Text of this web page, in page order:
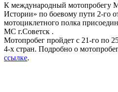
К международный мотопробегу
Истории» по боевому пути 2-го
мотоциклетного полка
MC г.Советск .
Мотопробег пройдет с 21-го по
4-х стран. Подробно о
ссылке.